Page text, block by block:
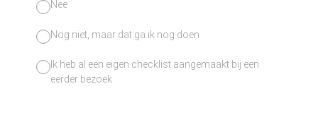
Nee
Nog niet, maar dat ga ik nog doen
Ik heb al een eigen checklist aangemaakt bij een
eerder bezoek